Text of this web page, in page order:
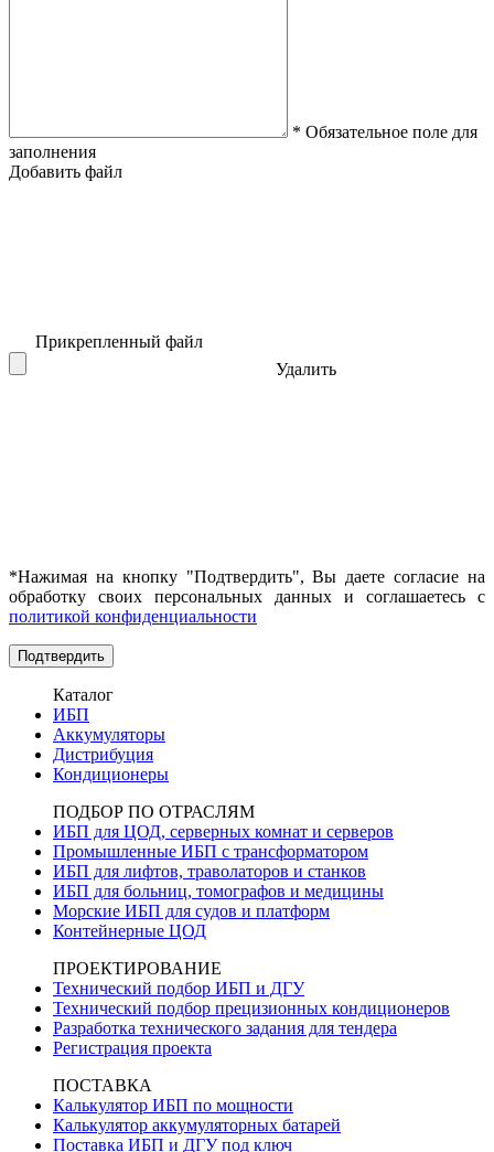
* Обязательное поле для
заполнения
Добавить файл
Прикрепленный файл
Удалить
*Нажимая на кнопку "Подтвердить", Вы даете согласие на
обработку своих персональных данных и соглашаетесь с
политикой конфиденциальности
Каталог
ИБП
Аккумуляторы
Дистрибуция
Кондиционеры
ПОДБОР ПО ОТРАСЛЯМ
ИБП для ЦОД, серверных комнат и серверов
Промышленные ИБП с трансформатором
ИБП для лифтов, траволаторов и станков
ИБП для больниц, томографов и медицины
Морские ИБП для судов и платформ
Контейнерные ЦОД
ПРОЕКТИРОВАНИЕ
Технический подбор ИБП и ДГУ
Технический подбор прецизионных кондиционеров
Разработка технического задания для тендера
Регистрация проекта
ПОСТАВКА
Калькулятор ИБП по мощности
Калькулятор аккумуляторных батарей
Поставка ИБП и ДГУ под ключ